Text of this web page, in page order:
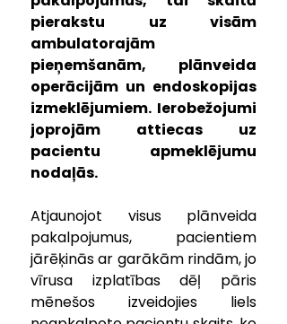
pierakstu uz visām
ambulatorajām
pieņemšanām, plānveida
operācijām un endoskopijas
izmeklējumiem. Ierobežojumi
joprojām attiecas uz
pacientu apmeklējumu
nodaļās.
Atjaunojot visus plānveida
pakalpojumus, pacientiem
jārēķinās ar garākām rindām, jo
vīrusa izplatības dēļ pāris
mēnešos izveidojies liels